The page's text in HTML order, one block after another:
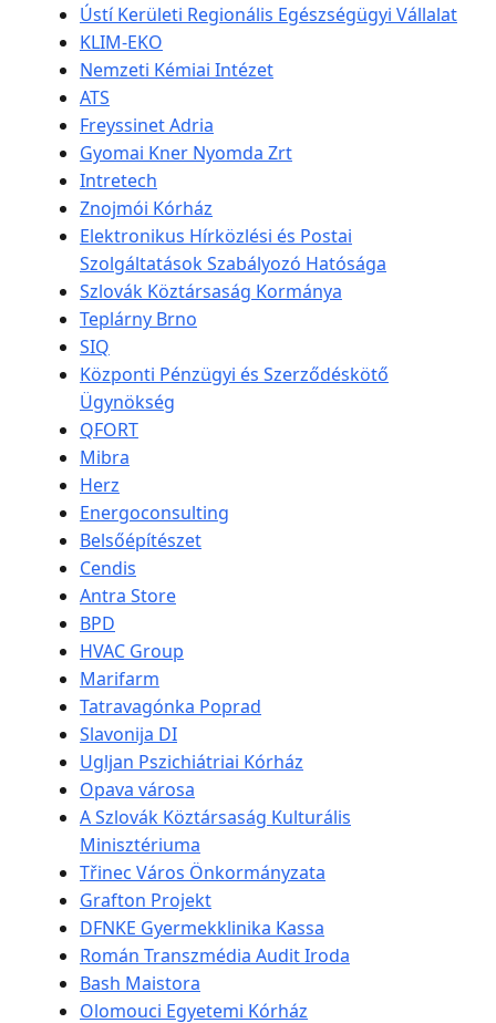
Ústí Kerületi Regionális Egészségügyi Vállalat
KLIM-EKO
Nemzeti Kémiai Intézet
ATS
Freyssinet Adria
Gyomai Kner Nyomda Zrt
Intretech
Znojmói Kórház
Elektronikus Hírközlési és Postai
Szolgáltatások Szabályozó Hatósága
Szlovák Köztársaság Kormánya
Teplárny Brno
SIQ
Központi Pénzügyi és Szerződéskötő
Ügynökség
QFORT
Mibra
Herz
Energoconsulting
Belsőépítészet
Cendis
Antra Store
BPD
HVAC Group
Marifarm
Tatravagónka Poprad
Slavonija DI
Ugljan Pszichiátriai Kórház
Opava városa
A Szlovák Köztársaság Kulturális
Minisztériuma
Třinec Város Önkormányzata
Grafton Projekt
DFNKE Gyermekklinika Kassa
Román Transzmédia Audit Iroda
Bash Maistora
Olomouci Egyetemi Kórház